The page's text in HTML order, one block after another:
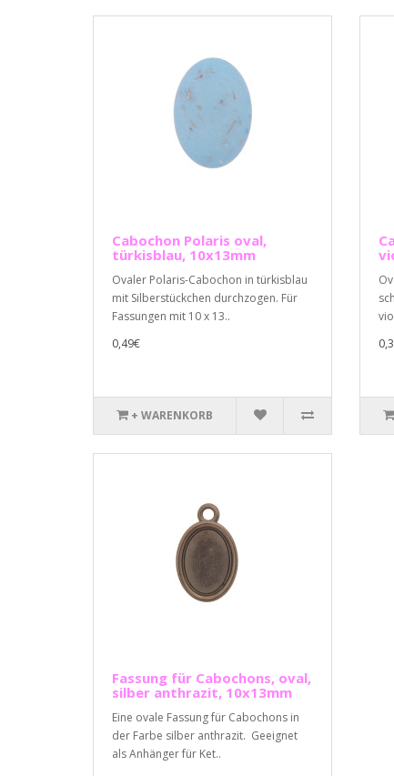
Cabochon Polaris oval,
türkisblau, 10x13mm
Ovaler Polaris-Cabochon in türkisblau
mit Silberstückchen durchzogen. Für
Fassungen mit 10 x 13..
0,49€
+ WARENKORB
Fassung für Cabochons, oval,
silber anthrazit, 10x13mm
Eine ovale Fassung für Cabochons in
der Farbe silber anthrazit. Geeignet
als Anhänger für Ket..